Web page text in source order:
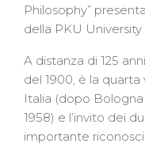
Philosophy”
della PKU
A distanza di 125
del 1900, è la
Italia (dopo Bologna
1958) e l’invito dei
importante